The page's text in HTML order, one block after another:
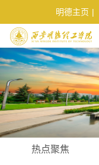
明德主页 |
热点聚焦